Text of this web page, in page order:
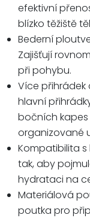
efektivní
blízko těžiště
Bederní
Zajišťují
při pohybu.
Více přihrádek
hlavní
bočních
organizované
Kompatibilita
tak, aby
hydrataci na
Materiálová
poutka pro